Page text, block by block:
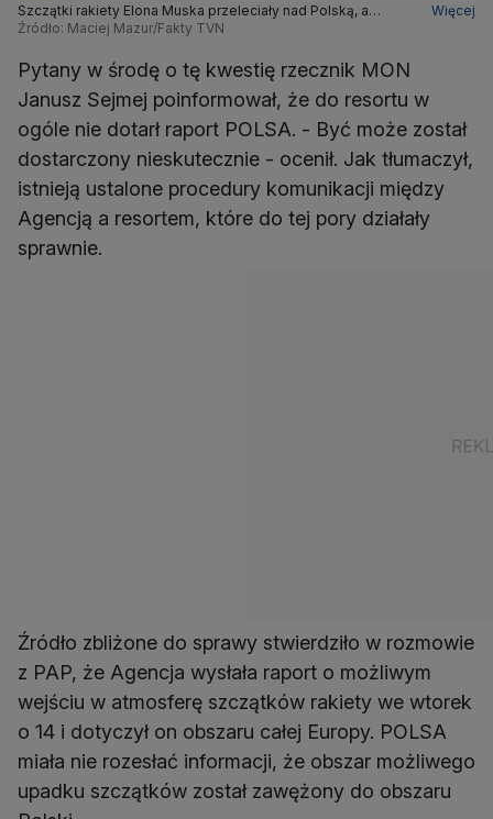
Szczątki rakiety Elona Muska przeleciały nad Polską, a
niektóre nawet spadły
Więcej
Źródło: Maciej Mazur/Fakty TVN
Pytany w środę o tę kwestię rzecznik MON
Janusz Sejmej poinformował, że do resortu w
ogóle nie dotarł raport POLSA. - Być może został
dostarczony nieskutecznie - ocenił. Jak tłumaczył,
istnieją ustalone procedury komunikacji między
Agencją a resortem, które do tej pory działały
sprawnie.
Źródło zbliżone do sprawy stwierdziło w rozmowie
z PAP, że Agencja wysłała raport o możliwym
wejściu w atmosferę szczątków rakiety we wtorek
o 14 i dotyczył on obszaru całej Europy. POLSA
miała nie rozesłać informacji, że obszar możliwego
upadku szczątków został zawężony do obszaru